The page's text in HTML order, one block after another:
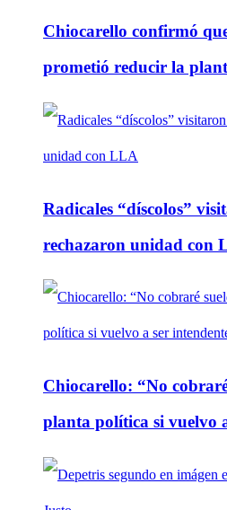
Chiocarello confirmó
prometió reducir la
Radicales “díscolos”
rechazaron unidad con
Chiocarello: “No
planta política si vuelvo